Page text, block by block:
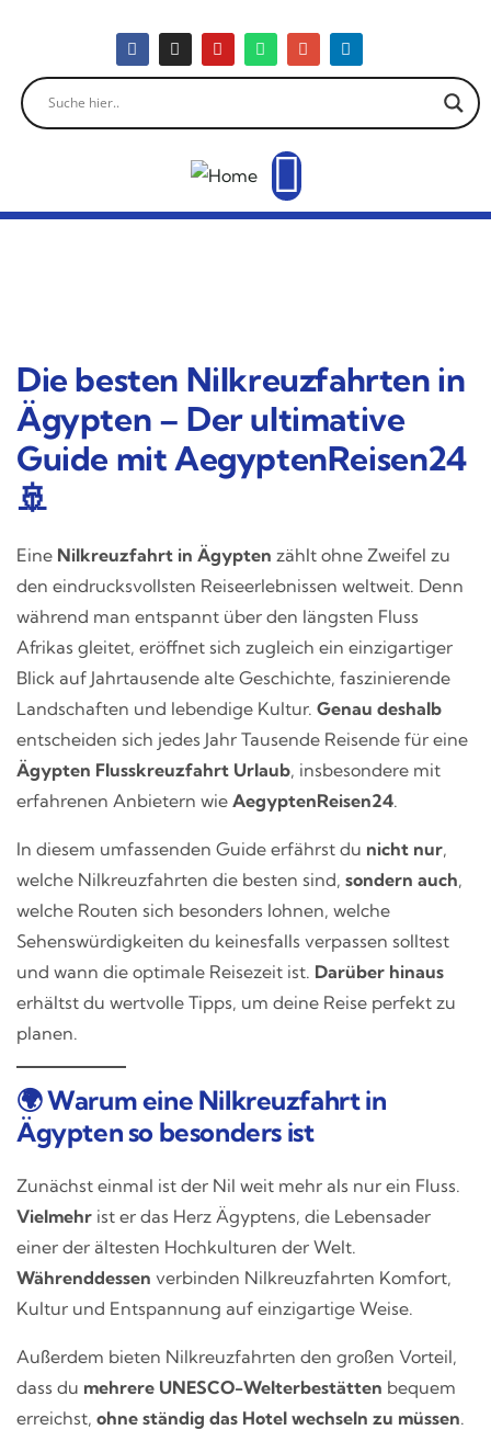
Die besten Nilkreuzfahrten in
Ägypten – Der ultimative
Guide mit AegyptenReisen24
🚢
Eine Nilkreuzfahrt in Ägypten zählt ohne Zweifel zu
den eindrucksvollsten Reiseerlebnissen weltweit. Denn
während man entspannt über den längsten Fluss
Afrikas gleitet, eröffnet sich zugleich ein einzigartiger
Blick auf Jahrtausende alte Geschichte, faszinierende
Landschaften und lebendige Kultur. Genau deshalb
entscheiden sich jedes Jahr Tausende Reisende für eine
Ägypten Flusskreuzfahrt Urlaub, insbesondere mit
erfahrenen Anbietern wie AegyptenReisen24.
In diesem umfassenden Guide erfährst du nicht nur,
welche Nilkreuzfahrten die besten sind, sondern auch,
welche Routen sich besonders lohnen, welche
Sehenswürdigkeiten du keinesfalls verpassen solltest
und wann die optimale Reisezeit ist. Darüber hinaus
erhältst du wertvolle Tipps, um deine Reise perfekt zu
planen.
🌍 Warum eine Nilkreuzfahrt in
Ägypten so besonders ist
Zunächst einmal ist der Nil weit mehr als nur ein Fluss.
Vielmehr ist er das Herz Ägyptens, die Lebensader
einer der ältesten Hochkulturen der Welt.
Währenddessen verbinden Nilkreuzfahrten Komfort,
Kultur und Entspannung auf einzigartige Weise.
Außerdem bieten Nilkreuzfahrten den großen Vorteil,
dass du mehrere UNESCO-Welterbestätten bequem
erreichst, ohne ständig das Hotel wechseln zu müssen.